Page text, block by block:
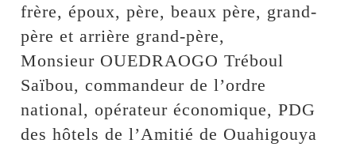
frère, époux, père, beaux père, grand-
père et arrière grand-père,
Monsieur OUEDRAOGO Tréboul
Saïbou, commandeur de l’ordre
national, opérateur économique, PDG
des hôtels de l’Amitié de Ouahigouya